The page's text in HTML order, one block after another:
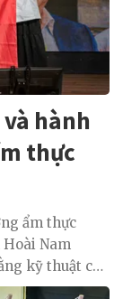
hành
thực
ẩm thực
Hoài Nam
kỹ thuật chế
ẩm thực